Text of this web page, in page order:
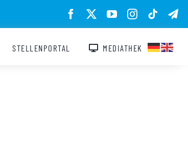
STELLENPORTAL MEDIATHEK